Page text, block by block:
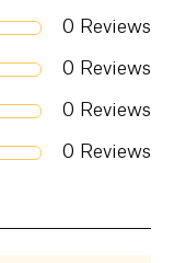
0.02 g
0 Reviews
0 Reviews
0 Reviews
0 Reviews